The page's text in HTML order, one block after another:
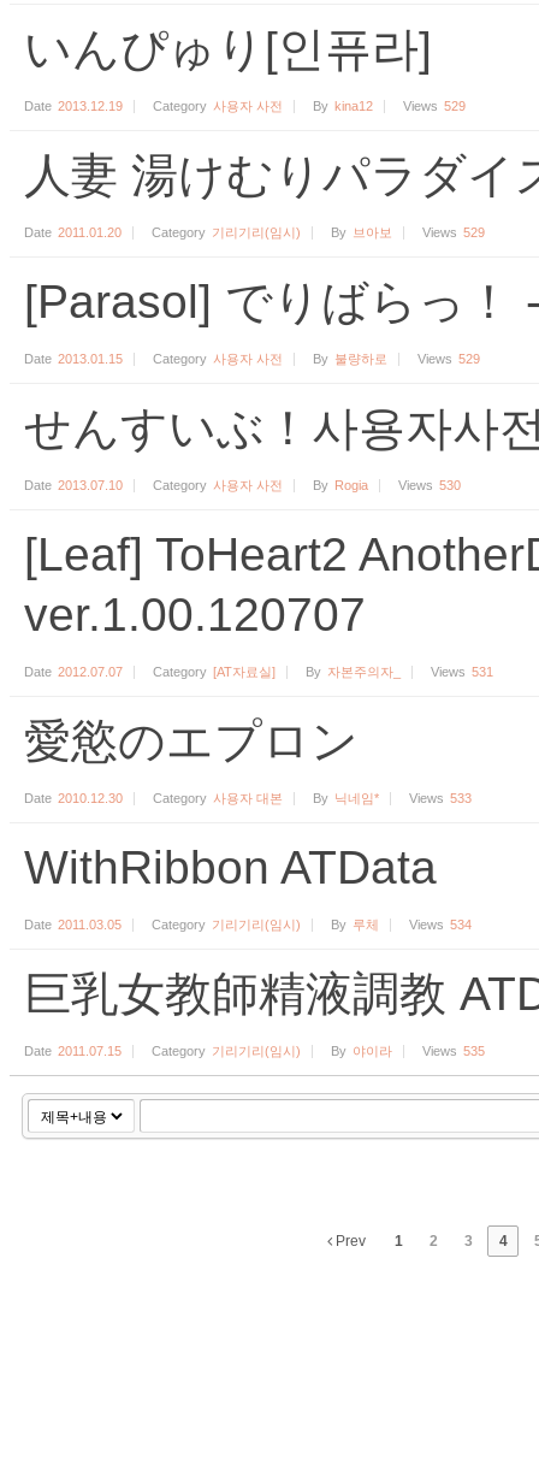
いんぴゅり[인퓨라]
Date 2013.12.19 Category 사용자 사전 By kina12 Views 529
人妻 湯けむりパラダイ
Date 2011.01.20 Category 기리기리(임시) By 브아보 Views 529
[Parasol] でりばらっ！
Date 2013.01.15 Category 사용자 사전 By 불량하로 Views 529
せんすいぶ！사용자사
Date 2013.07.10 Category 사용자 사전 By Rogia Views 530
[Leaf] ToHeart2
ver.1.00.120707
Date 2012.07.07 Category [AT자료실] By 자본주의자_ Views 531
愛慾のエプロン
Date 2010.12.30 Category 사용자 대본 By 닉네임* Views 533
WithRibbon ATData
Date 2011.03.05 Category 기리기리(임시) By 루체 Views 534
巨乳女教師精液調教
Date 2011.07.15 Category 기리기리(임시) By 야이라 Views 535
Prev 1 2 3 4